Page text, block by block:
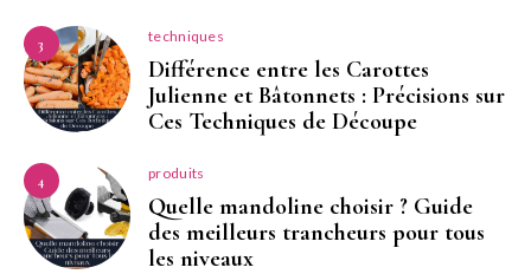
3 techniques
Différence entre les Carottes
Julienne et Bâtonnets : Précisions sur
Ces Techniques de Découpe
4 produits
Quelle mandoline choisir ? Guide
des meilleurs trancheurs pour tous
les niveaux